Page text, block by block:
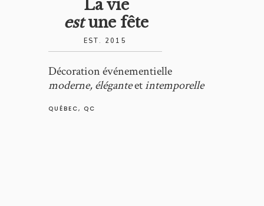
Décoration événementielle
moderne, éléganteetintemporelle
QUÉBEC, QC
La vie
estune fête
EST. 2015